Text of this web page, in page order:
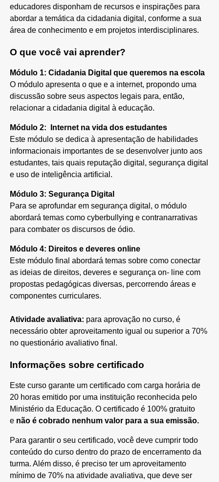
educadores disponham de recursos e inspirações para
abordar a temática da cidadania digital, conforme a sua
área de conhecimento e em projetos interdisciplinares.
O que você vai aprender?
Módulo 1: Cidadania Digital que queremos na escola
O módulo apresenta o que e a internet, propondo uma
discussão sobre seus aspectos legais para, então,
relacionar a cidadania digital à educação.
Módulo 2:
Internet na vida dos estudantes
Este módulo se dedica à apresentação de habilidades
informacionais importantes de se desenvolver junto aos
estudantes, tais quais reputação digital, segurança digital
e uso de inteligência artificial.
Módulo 3: Segurança Digital
Para se aprofundar em segurança digital, o módulo
abordará temas como cyberbullying e contranarrativas
para combater os discursos de ódio.
Módulo 4: Direitos e deveres online
Este módulo final abordará temas sobre como conectar
as ideias de direitos, deveres e segurança on- line com
propostas pedagógicas diversas, percorrendo áreas e
componentes curriculares.
Atividade avaliativa: para aprovação no curso, é
necessário obter aproveitamento igual ou superior a 70%
no questionário avaliativo final.
Informações sobre certificado
Este curso garante um certificado com carga horária de
20 horas emitido por uma instituição reconhecida pelo
Ministério da Educação. O certificado é 100% gratuito
e não é cobrado nenhum valor para a sua emissão.
Para garantir o seu certificado, você deve cumprir todo
conteúdo do curso dentro do prazo de encerramento da
turma. Além disso, é preciso ter um aproveitamento
mínimo de 70% na atividade avaliativa, que deve ser